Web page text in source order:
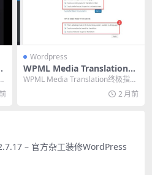
Wordpress
WPML Media Translation终
极指南：高效管理多语言媒体
WPML Media Translation终极指
南：高效管理多语言媒体文件的
2 月前
– 官方杂工装修WordPress